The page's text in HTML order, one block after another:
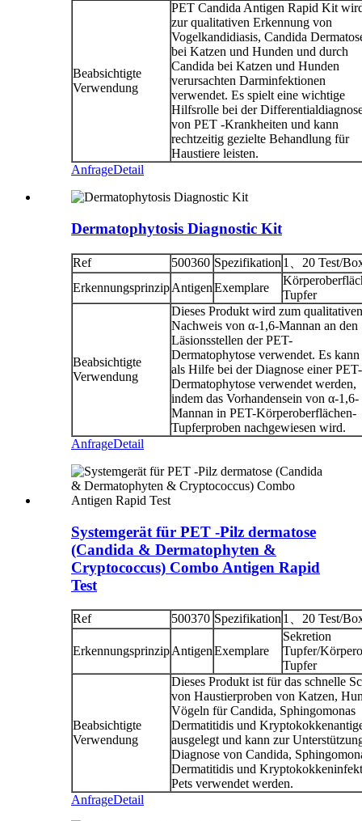
Beabsichtigte
Verwendung
PET Candida Antigen Rapid Kit
zur qualitativen Erkennung von
Vogelkandidiasis, Candida
bei Katzen und Hunden und durch
Candida bei Katzen und Hunden
verursachten Darminfektionen
verwendet. Es spielt eine wichtige
Hilfsrolle bei der
von PET -Krankheiten und kann
rechtzeitig gezielte Behandlung für
Haustiere leisten.
AnfrageDetail
Dermatophytosis Diagnostic Kit
Ref 500360 Spezifikation 1、20 Test/
ErkennungsprinzipAntigenExemplare
Tupfer
Beabsichtigte
Verwendung
Dieses Produkt wird zum qualitativen
Nachweis von α-1,6-Mannan an den
Läsionsstellen der PET-
Dermatophytose verwendet. Es kann
als Hilfe bei der Diagnose einer PET-
Dermatophytose verwendet werden,
indem das Vorhandensein von α-1,6-
Mannan in PET-Körperoberflächen-
Tupferproben nachgewiesen wird.
AnfrageDetail
Systemgerät für PET -Pilz dermatose
(Candida & Dermatophyten &
Cryptococcus) Combo Antigen Rapid
Test
Ref 500370 Spezifikation 1、20 Test/
ErkennungsprinzipAntigenExemplare
Sekretion
Tupfer/
Tupfer
Beabsichtigte
Verwendung
Dieses Produkt ist für das schnelle
von Haustierproben von Katzen,
Vögeln für Candida, Sphingomonas
Dermatitidis und
ausgelegt und kann zur
Diagnose von Candida,
Dermatitidis und
Pets verwendet werden.
AnfrageDetail